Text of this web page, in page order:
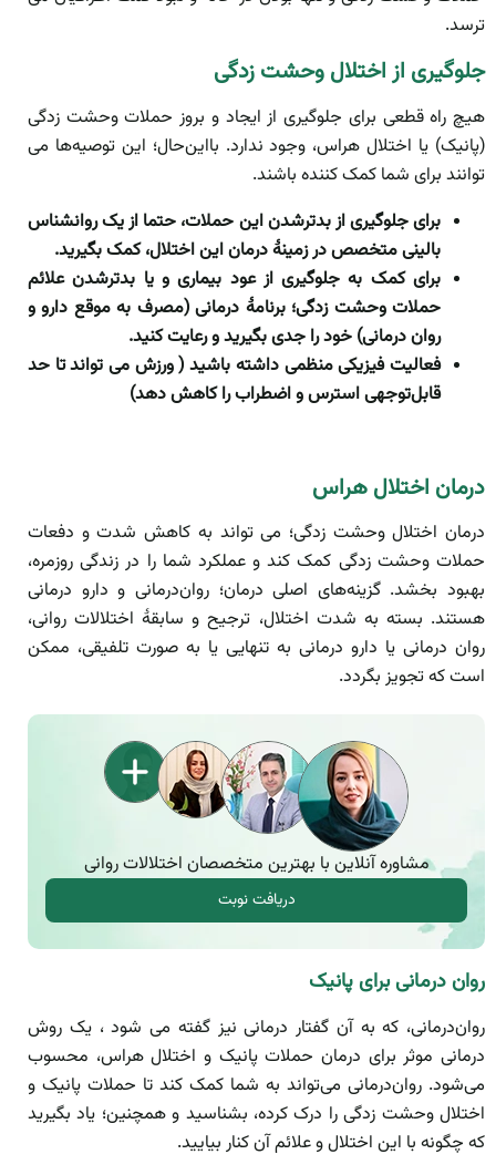
ترسد.
جلوگیری ازاختلال وحشت زدگی
هیچ راه قطعی برای جلوگیری از ایجاد و بروز حملات وحشت زدگی
(پانیک) یا اختلال هراس، وجود ندارد. با‌این‌حال؛ این توصیه‌ها می
توانند برای شما کمک کننده باشند.
برای جلوگیری از بدتر‌شدن این حملات، حتما از یک روانشناس
بالینی متخصص در زمینۀ درمان این اختلال، کمک بگیرید.
برای کمک به جلوگیری از عود بیماری و یا بدتر‌شدن علائم
حملات وحشت زدگی؛ برنامۀ درمانی (مصرف به موقع دارو و
روان درمانی) خود را جدی بگیرید و رعایت کنید.
فعالیت فیزیکی منظمی داشته باشید ( ورزش می تواند تا حد
قابل‌توجهی استرس و اضطراب را کاهش دهد)
درمان اختلال هراس
درمان اختلال وحشت زدگی؛ می تواند به کاهش شدت و دفعات
حملات وحشت زدگی کمک کند و عملکرد شما را در زندگی روزمره،
بهبود بخشد. گزینه‌های اصلی درمان؛ روان‌درمانی و دارو درمانی
هستند. بسته به شدت اختلال، ترجیح و سابقۀ اختلالات روانی،
روان درمانی یا دارو درمانی به تنهایی یا به صورت تلفیقی، ممکن
است که تجویز بگردد.
مشاوره آنلاین با بهترین متخصصان اختلالات روانی
دریافت نوبت
روان درمانی برای پانیک
روان‌درمانی، که به آن گفتار درمانی نیز گفته می شود ، یک روش
درمانی موثر برای درمان حملات پانیک و اختلال هراس، محسوب
می‌شود. روان‌درمانی می‌تواند به شما کمک کند تا حملات پانیک و
اختلال وحشت زدگی را درک کرده، بشناسید و همچنین؛ یاد بگیرید
که چگونه با این اختلال و علائم آن کنار بیایید.